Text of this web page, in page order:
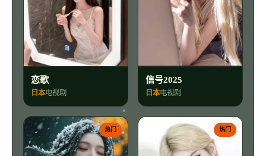
恋歌
日本电视剧
信号2025
日本电视剧
热门 热门